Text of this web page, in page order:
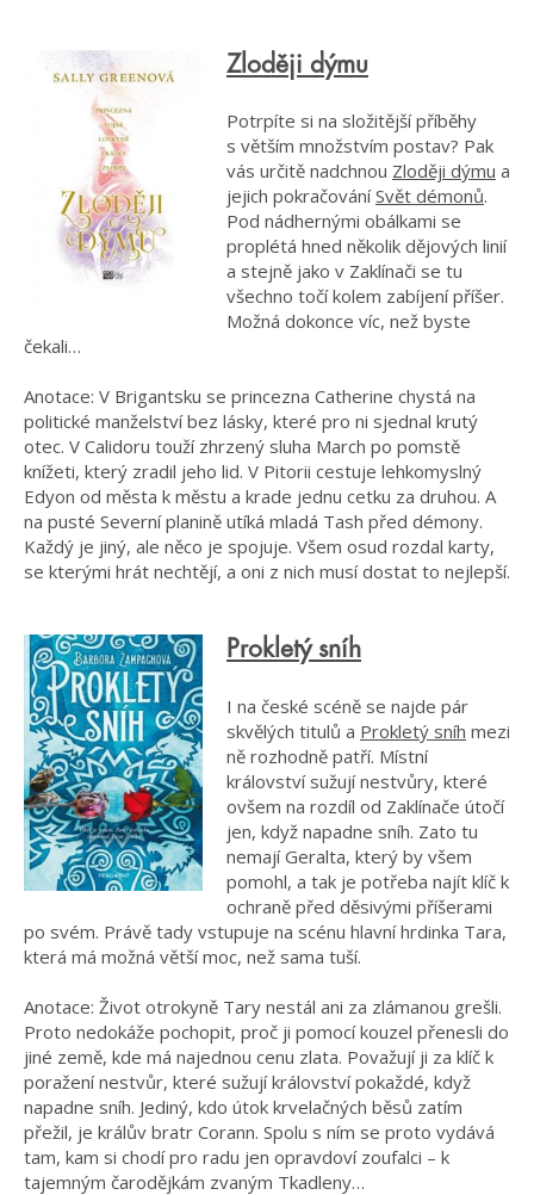
Zloději dýmu
Potrpíte si na složitější příběhy
s větším množstvím postav? Pak
vás určitě nadchnou Zloději dýmu a
jejich pokračováníSvět démonů.
Pod nádhernými obálkami se
proplétá hned několik dějových linií
a stejně jako v Zaklínači se tu
všechno točí kolem zabíjení příšer.
Možná dokonce víc, než byste
čekali…
Anotace: V Brigantsku se princezna Catherine chystá na
politické manželství bez lásky, které pro ni sjednal krutý
otec. V Calidoru touží zhrzený sluha March po pomstě
knížeti, který zradil jeho lid. V Pitorii cestuje lehkomyslný
Edyon od města k městu a krade jednu cetku za druhou. A
na pusté Severní planině utíká mladá Tash před démony.
Každý je jiný, ale něco je spojuje. Všem osud rozdal karty,
se kterými hrát nechtějí, a oni z nich musí dostat to nejlepší.
Prokletý sníh
I na české scéně se najde pár
skvělých titulů a Prokletý sníh mezi
ně rozhodně patří. Místní
království sužují nestvůry, které
ovšem na rozdíl od Zaklínače útočí
jen, když napadne sníh. Zato tu
nemají Geralta, který by všem
pomohl, a tak je potřeba najít klíč k
ochraně před děsivými příšerami
po svém. Právě tady vstupuje na scénu hlavní hrdinka Tara,
která má možná větší moc, než sama tuší.
Anotace: Život otrokyně Tary nestál ani za zlámanou grešli.
Proto nedokáže pochopit, proč ji pomocí kouzel přenesli do
jiné země, kde má najednou cenu zlata. Považují ji za klíč k
poražení nestvůr, které sužují království pokaždé, když
napadne sníh. Jediný, kdo útok krvelačných běsů zatím
přežil, je králův bratr Corann. Spolu s ním se proto vydává
tam, kam si chodí pro radu jen opravdoví zoufalci – k
tajemným čarodějkám zvaným Tkadleny…